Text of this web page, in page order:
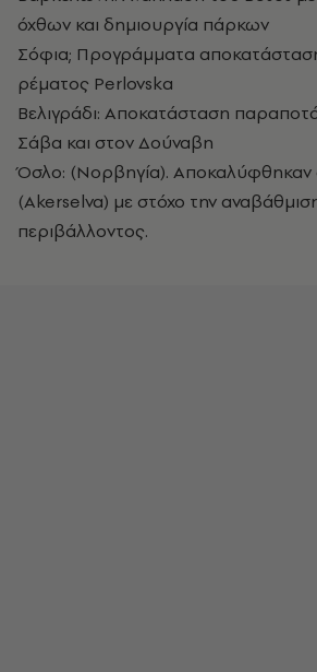
όχθων και δημιουργία πάρκων
Σόφια; Προγράμματα
ρέματος Perlovska
Βελιγράδι: Αποκατάσταση
Σάβα και στον Δούναβη
Όσλο: (Νορβηγία). Αποκαλύφθηκαν
(Akerselva) με στόχο την
περιβάλλοντος.